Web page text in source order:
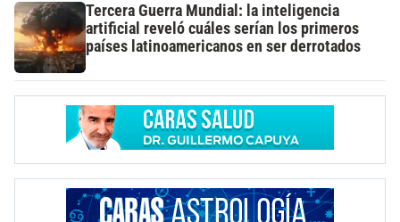
Tercera Guerra Mundial: la inteligencia
artificial reveló cuáles serían los primeros
países latinoamericanos en ser derrotados